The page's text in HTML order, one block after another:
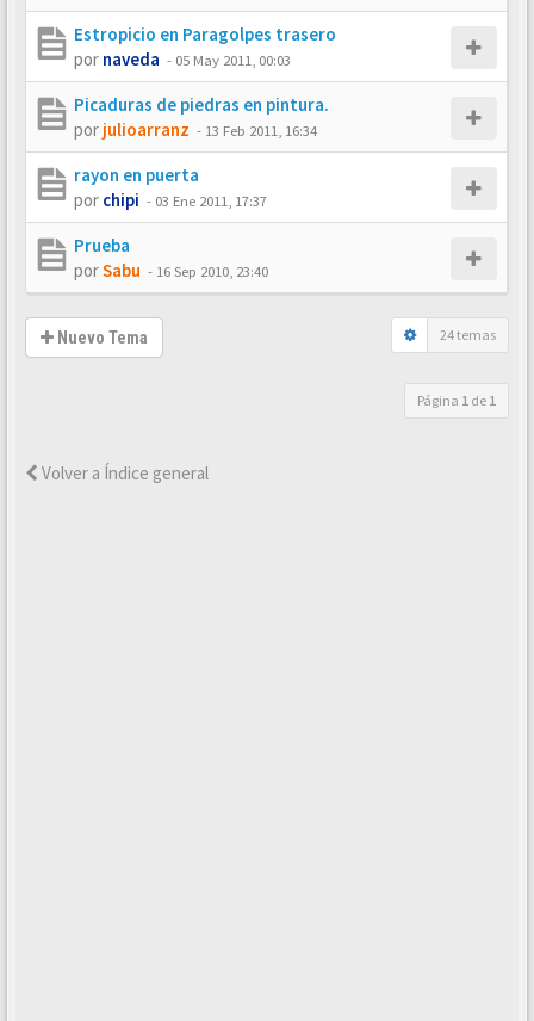
Estropicio en Paragolpes trasero
por naveda - 05 May 2011, 00:03
Picaduras de piedras en pintura.
por julioarranz - 13 Feb 2011, 16:34
rayon en puerta
por chipi - 03 Ene 2011, 17:37
Prueba
porSabu - 16 Sep 2010, 23:40
Nuevo Tema 24 temas
Página 1 de 1
Volver a Índice general